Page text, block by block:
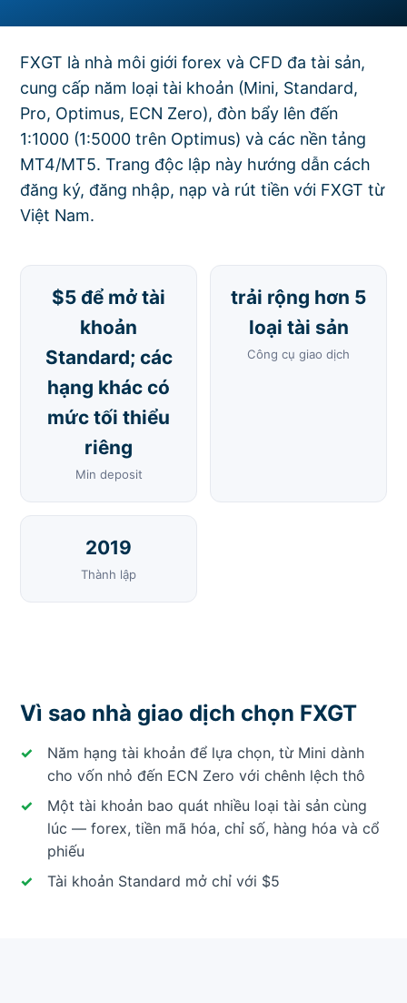
FXGT là nhà môi giới forex và CFD đa tài sản,
cung cấp năm loại tài khoản (Mini, Standard,
Pro, Optimus, ECN Zero), đòn bẩy lên đến
1:1000 (1:5000 trên Optimus) và các nền tảng
MT4/MT5. Trang độc lập này hướng dẫn cách
đăng ký, đăng nhập, nạp và rút tiền với FXGT từ
Việt Nam.
$5 để mở tài
khoản
Standard; các
hạng khác có
mức tối thiểu
riêng
Min deposit
trải rộng hơn 5
loại tài sản
Công cụ giao dịch
2019
Thành lập
Vì sao nhà giao dịch chọn FXGT
Năm hạng tài khoản để lựa chọn, từ Mini dành
cho vốn nhỏ đến ECN Zero với chênh lệch thô
Một tài khoản bao quát nhiều loại tài sản cùng
lúc — forex, tiền mã hóa, chỉ số, hàng hóa và cổ
phiếu
Tài khoản Standard mở chỉ với $5